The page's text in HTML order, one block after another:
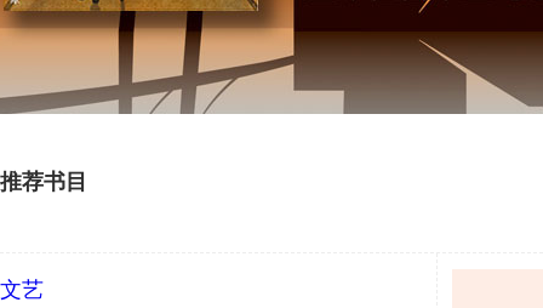
推荐书目
文艺